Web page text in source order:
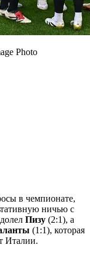
Photo
в чемпионате,
ничью с
Пизу (2:1), а
(1:1), которая
Италии.